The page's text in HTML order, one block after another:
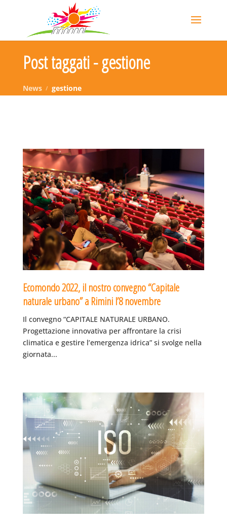
Post taggati - gestione
News gestione
Ecomondo 2022, il nostro convegno “Capitale
naturale urbano” a Rimini l’8 novembre
Il convegno “CAPITALE NATURALE URBANO.
Progettazione innovativa per affrontare la crisi
climatica e gestire l’emergenza idrica” si svolge nella
giornata...